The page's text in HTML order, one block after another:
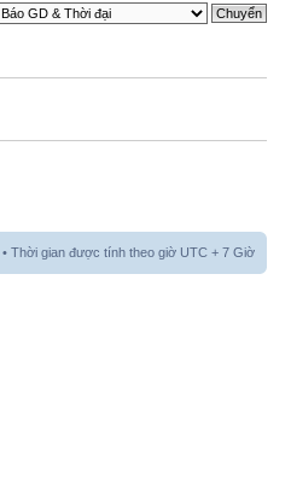
• Thời gian được tính theo giờ UTC + 7 Giờ